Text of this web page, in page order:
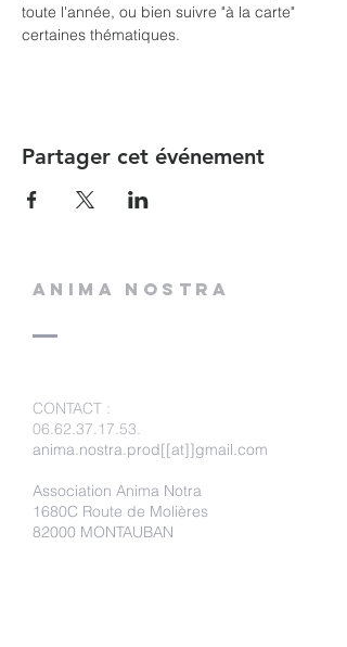
toute l'année, ou bien suivre "à la carte"
certaines thématiques.
Partager cet événement
ANIMA NOSTRA
CONTACT :
06.62.37.17.53.
anima.nostra.prod[[at]]gmail.com
Association Anima Notra
1680C Route de Molières
82000 MONTAUBAN